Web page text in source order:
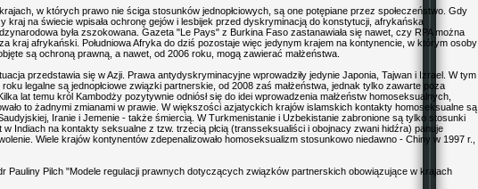
w których prawo nie ściga stosunków jednopłciowych, są one potępiane przez społeczeństwo. Gdy
kraj na świecie wpisała ochronę gejów i lesbijek przed dyskryminacją do konstytucji, afrykańska
była zszokowana. Gazeta "Le Pays" z Burkina Faso zastanawiała się nawet, czy RPA można
kraj afrykański. Południowa Afryka do dziś pozostaje więc jedynym krajem na kontynencie, w którym osoby
są ochroną prawną, a nawet, od 2006 roku, mogą zawierać małżeństwa.
przedstawia się w Azji. Prawa antydyskryminacyjne wprowadziły jedynie Japonia, Tajwan i Izrael. W tym
roku legalne są jednopłciowe związki partnerskie, od 2008 zaś małżeństwa, jednak tylko zawarte poza
lat temu król Kambodży pozytywnie odniósł się do idei wprowadzenia małżeństw homoseksualnych,
to żadnymi zmianami w prawie. W większości azjatyckich krajów islamskich kontakty homoseksualne są
Iranie i Jemenie - także śmiercią. W Turkmenistanie i Uzbekistanie zabronione są tylko stosunki
w Indiach na kontakty seksualne z tzw. trzecią płcią (transseksualiści i obojnacy zwani hidźra) panuje
Wiele krajów kontynentów zdepenalizowało homoseksualizm stosunkowo niedawno - Chiny w 1997 r.,
Pauliny Pilch "Modele regulacji prawnych dotyczących związków partnerskich obowiązujące w krajach